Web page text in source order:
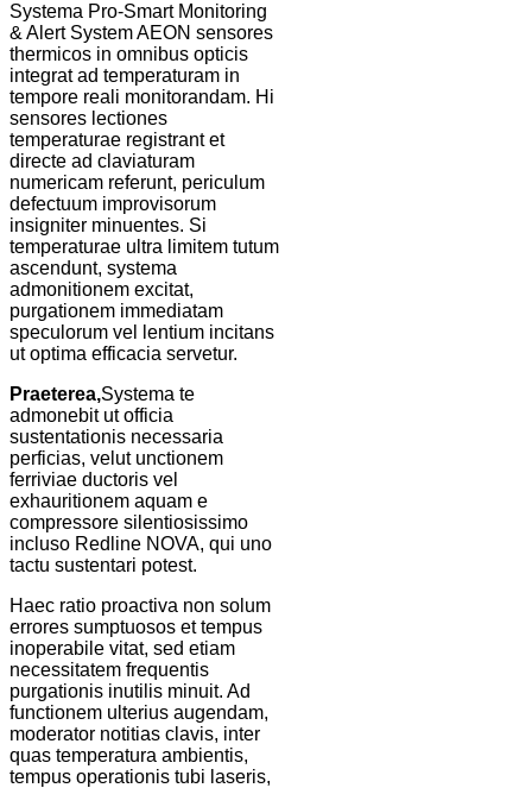
Systema Pro-Smart Monitoring
& Alert System AEON sensores
thermicos in omnibus opticis
integrat ad temperaturam in
tempore reali monitorandam. Hi
sensores lectiones
temperaturae registrant et
directe ad claviaturam
numericam referunt, periculum
defectuum improvisorum
insigniter minuentes. Si
temperaturae ultra limitem tutum
ascendunt, systema
admonitionem excitat,
purgationem immediatam
speculorum vel lentium incitans
ut optima efficacia servetur.
Praeterea,Systema te
admonebit ut officia
sustentationis necessaria
perficias, velut unctionem
ferriviae ductoris vel
exhauritionem aquam e
compressore silentiosissimo
incluso Redline NOVA, qui uno
tactu sustentari potest.
Haec ratio proactiva non solum
errores sumptuosos et tempus
inoperabile vitat, sed etiam
necessitatem frequentis
purgationis inutilis minuit. Ad
functionem ulterius augendam,
moderator notitias clavis, inter
quas temperatura ambientis,
tempus operationis tubi laseris,